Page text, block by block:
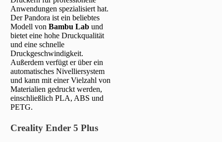
Anwendungen spezialisiert hat.
Der Pandora ist ein beliebtes
Modell von Bambu Lab und
bietet eine hohe Druckqualität
und eine schnelle
Druckgeschwindigkeit.
Außerdem verfügt er über ein
automatisches Nivelliersystem
und kann mit einer Vielzahl von
Materialien gedruckt werden,
einschließlich PLA, ABS und
PETG.
Creality Ender 5 Plus